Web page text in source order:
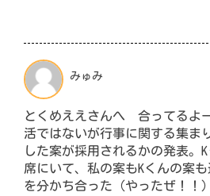
みゅみ
とくめええさんへ 合ってるよ
活ではないが行事に関する集ま
した案が採用されるかの発表。
席にいて、私の案もKくんの案
を分かち合った（やったぜ！！